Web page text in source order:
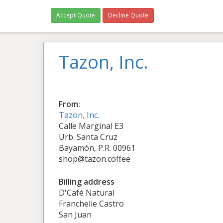
Accept Quote Decline Quote
Tazon, Inc.
From:
Tazon, Inc.
Calle Marginal E3
Urb. Santa Cruz
Bayamón, P.R. 00961
shop@tazon.coffee
Billing address
D'Café Natural
Franchelie Castro
San Juan